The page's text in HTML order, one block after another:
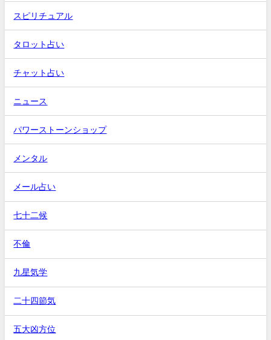
スピリチュアル
タロット占い
チャット占い
ニュース
パワーストーンショップ
メンタル
メール占い
七十二候
不倫
九星気学
二十四節気
五大凶方位